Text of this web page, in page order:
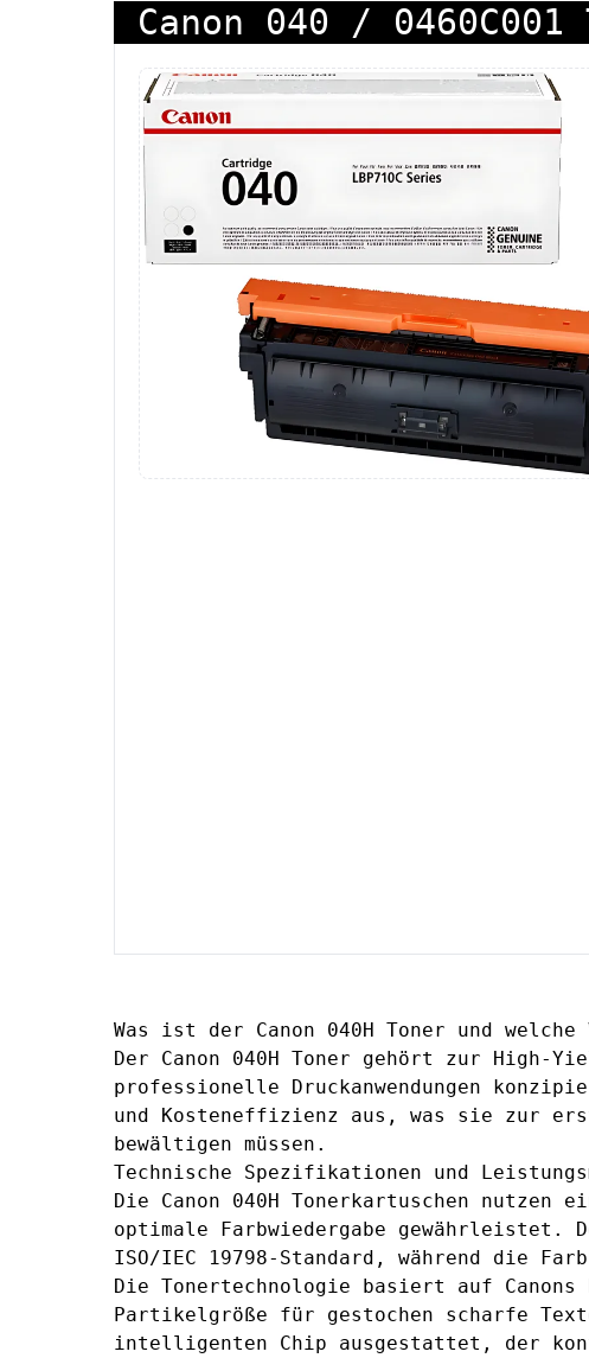
Canon 040 / 0460C001
Was ist der Canon 040H Toner und
Der Canon 040H Toner gehört zur High-
professionelle Druckanwendungen
und Kosteneffizienz aus, was sie zur
bewältigen müssen.
Technische Spezifikationen und
Die Canon 040H Tonerkartuschen
optimale Farbwiedergabe gewährleistet.
ISO/IEC 19798-Standard, während die
Die Tonertechnologie basiert auf Canons
Partikelgröße für gestochen scharfe
intelligenten Chip ausgestattet, der